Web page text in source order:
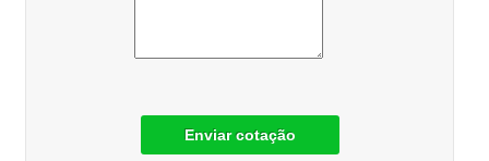
Enviar cotação